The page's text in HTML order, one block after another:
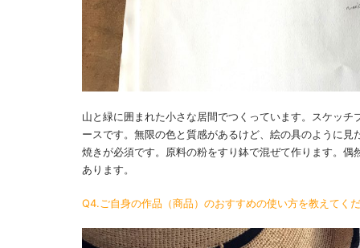
山と緑に囲まれた小さな居間でつくっています。スケッ
ースです。無限の色と質感があるけど、絵の具のように
焼きが必須です。原料の粉をすり鉢で混ぜて作ります。
あります。
Q4.ご自身の作品（商品）のおすすめの使い方を教えてく